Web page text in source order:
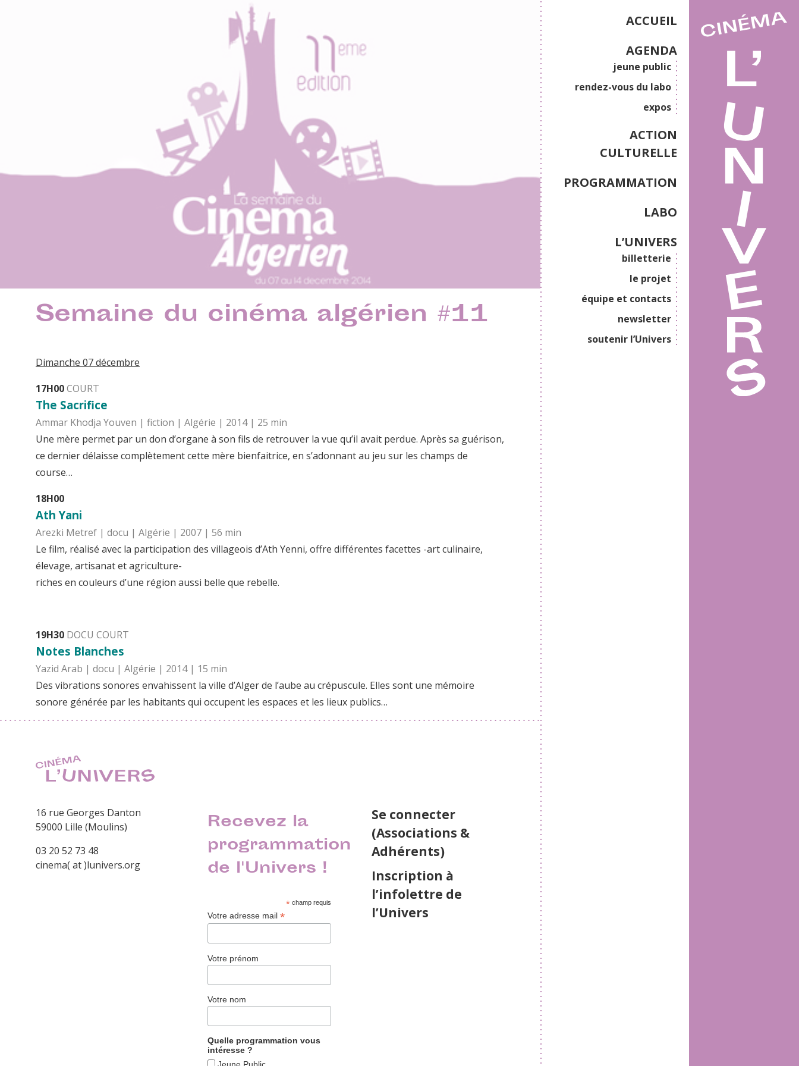
ACCUEIL
AGENDA
jeune public
rendez-vous du labo
expos
ACTION
CULTURELLE
PROGRAMMATION
LABO
L’UNIVERS
billetterie
le projet
équipe et contacts
newsletter
soutenir l’Univers
Semaine du cinéma algérien #11
Dimanche 07 décembre
17H00COURT
The Sacrifice
Ammar Khodja Youven | fiction | Algérie | 2014 | 25 min
Une mère permet par un don d’organe à son fils de retrouver la vue qu’il avait perdue. Après sa guérison,
ce dernier délaisse complètement cette mère bienfaitrice, en s’adonnant au jeu sur les champs de
course…
18H00
Ath Yani
Arezki Metref | docu | Algérie | 2007 | 56 min
Le film, réalisé avec la participation des villageois d’Ath Yenni, offre différentes facettes -art culinaire,
élevage, artisanat et agriculture-
riches en couleurs d’une région aussi belle que rebelle.
19H30 DOCU COURT
Notes Blanches
Yazid Arab | docu | Algérie | 2014 | 15 min
Des vibrations sonores envahissent la ville d’Alger de l’aube au crépuscule. Elles sont une mémoire
sonore générée par les habitants qui occupent les espaces et les lieux publics…
16 rue Georges Danton
59000 Lille (Moulins)
03 20 52 73 48
cinema( at )lunivers.org
Recevez la
programmation
de l'Univers !
*champ requis
Votre adresse mail*
Votre prénom
Votre nom
Quelle programmation vous
intéresse ?
Se connecter
(Associations &
Adhérents)
Inscription à
l’infolettre de
l’Univers